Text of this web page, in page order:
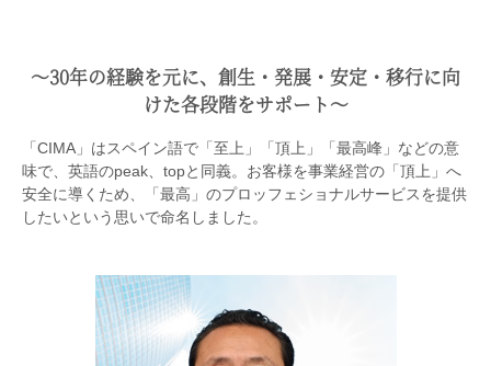
〜30年の経験を元に、創生・発展・安定・移行に向
けた各段階をサポート〜
「CIMA」はスペイン語で「至上」「頂上」「最高峰」などの意
味で、英語のpeak、topと同義。お客様を事業経営の「頂上」へ
安全に導くため、「最高」のプロッフェショナルサービスを提供
したいという思いで命名しました。